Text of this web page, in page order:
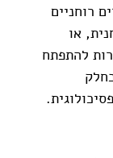
רוחניים
או
להתפתח